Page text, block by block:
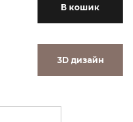
В кошик
3D дизайн